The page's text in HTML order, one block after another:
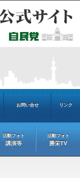
お問い合せ リンク
活動フォト
講演等
活動フォト
勝栄TV